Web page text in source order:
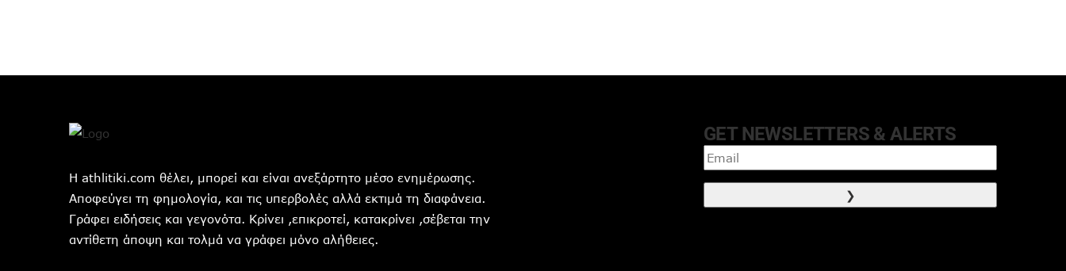
Η athlitiki.com θέλει, μπορεί και είναι ανεξάρτητο μέσο ενημέρωσης.
Αποφεύγει τη φημολογία, και τις υπερβολές αλλά εκτιμά τη διαφάνεια.
Γράφει ειδήσεις και γεγονότα. Κρίνει ,επικροτεί, κατακρίνει ,σέβεται την
αντίθετη άποψη και τολμά να γράφει μόνο αλήθειες.
GET NEWSLETTERS & ALERTS